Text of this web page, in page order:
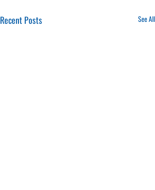
Recent Posts See All